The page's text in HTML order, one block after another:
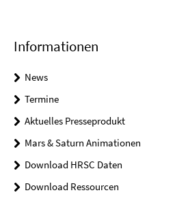
Informationen
News
Termine
Aktuelles Presseprodukt
Mars & Saturn Animationen
Download HRSC Daten
Download Ressourcen